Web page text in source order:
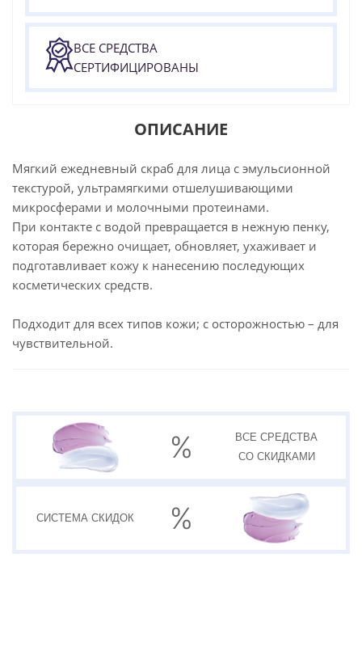
ВСЕ СРЕДСТВА
СЕРТИФИЦИРОВАНЫ
ОПИСАНИЕ
Мягкий ежедневный скраб для лица с эмульсионной
текстурой, ультрамягкими отшелушивающими
микросферами и молочными протеинами.
При контакте с водой превращается в нежную пенку,
которая бережно очищает, обновляет, ухаживает и
подготавливает кожу к нанесению последующих
косметических средств.
Подходит для всех типов кожи; с осторожностью – для
чувствительной.
ВСЕ СРЕДСТВА
СО СКИДКАМИ
СИСТЕМАСКИДОК